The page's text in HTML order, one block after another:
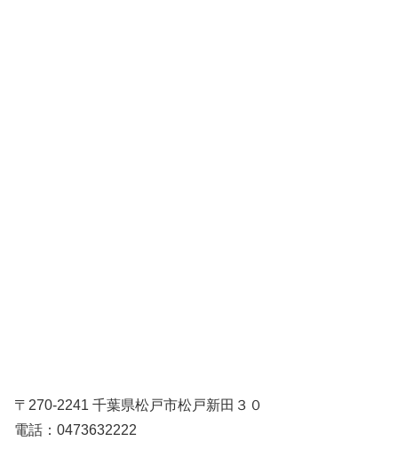
〒270-2241 千葉県松戸市松戸新田３０
電話：0473632222